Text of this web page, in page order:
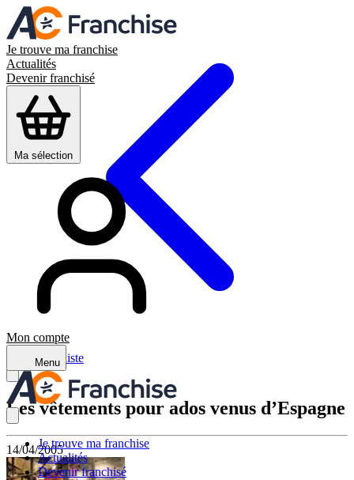
Je trouve ma franchise
Actualités
Devenir franchisé
Ma sélection
Mon compte
Menu
Je trouve ma franchise
Actualités
Devenir franchisé
Retour à la liste
Les vêtements pour ados venus d’Espagne
14/04/2005